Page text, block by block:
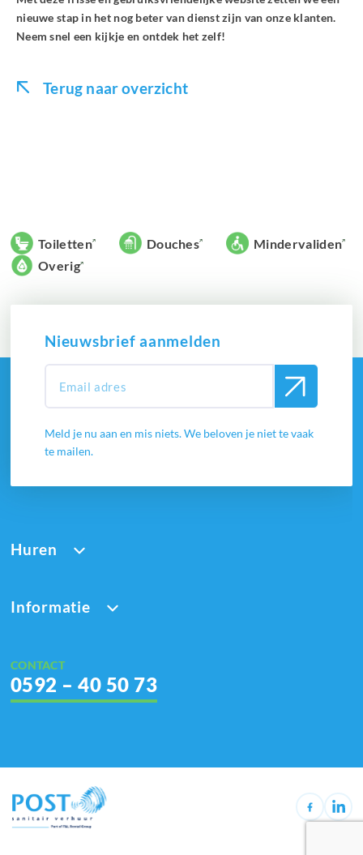
nieuwe stap in het nog beter van dienst zijn van onze klanten.
Neem snel een kijkje en ontdek het zelf!
Terug naar overzicht
Toiletten Douches
Mindervaliden
Overig
Huren
Informatie
CONTACT
0592 – 40 50 73
Nieuwsbrief aanmelden
Meld je nu aan en mis niets. We beloven je niet te vaak
te mailen.